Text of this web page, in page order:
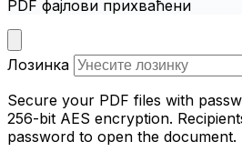
PDF фајлови прихваћени
Лозинка
Secure your PDF files with
256-bit AES encryption.
password to open the document.